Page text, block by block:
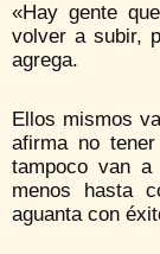
«Hay gente
volver a subir,
agrega.
Ellos mismos
afirma no
tampoco van
menos hasta
aguanta con